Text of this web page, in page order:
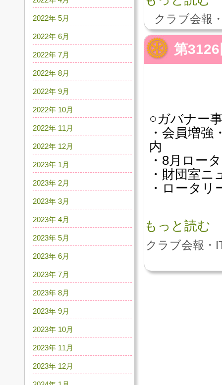
クラブ会報
第
○ガバナー
・会員増
内
・8月ロー
・財団室ニ
・ロータ
もっと読む
クラブ会報・
2022年 5月
2022年 6月
2022年 7月
2022年 8月
2022年 9月
2022年 10月
2022年 11月
2022年 12月
2023年 1月
2023年 2月
2023年 3月
2023年 4月
2023年 5月
2023年 6月
2023年 7月
2023年 8月
2023年 9月
2023年 10月
2023年 11月
2023年 12月